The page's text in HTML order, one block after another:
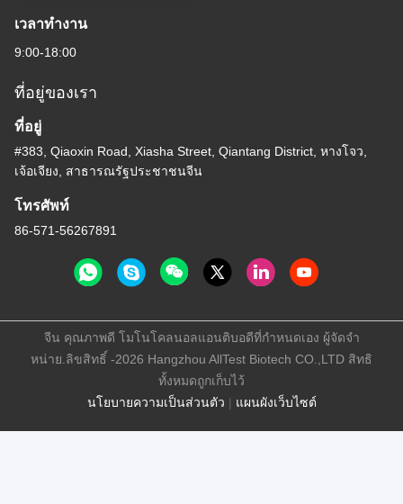
เวลาทํางาน
9:00-18:00
ที่อยู่ของเรา
ที่อยู่
#383, Qiaoxin Road, Xiasha Street, Qiantang District, หางโจว,
เจ้อเจียง, สาธารณรัฐประชาชนจีน
โทรศัพท์
86-571-56267891
นโยบายความเป็นส่วนตัว | แผนผังเว็บไซต์
จีน คุณภาพดี โมโนโคลนอลแอนติบอดีที่กำหนดเอง ผู้จัดจํา
หน่าย.ลิขสิทธิ์ -2026 Hangzhou AllTest Biotech CO.,LTD สิทธิ
ทั้งหมดถูกเก็บไว้